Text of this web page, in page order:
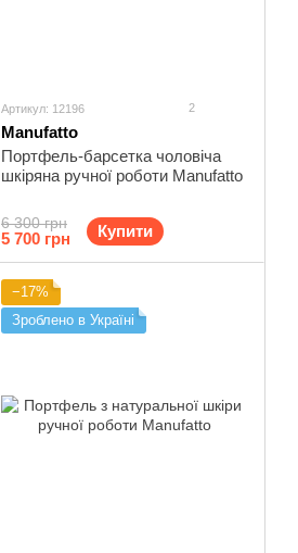
Артикул: 12196 2
Manufatto
Портфель-барсетка чоловіча
шкіряна ручної роботи Manufatto
6 300 грн
5 700 грн Купити
−17%
Зроблено в Україні